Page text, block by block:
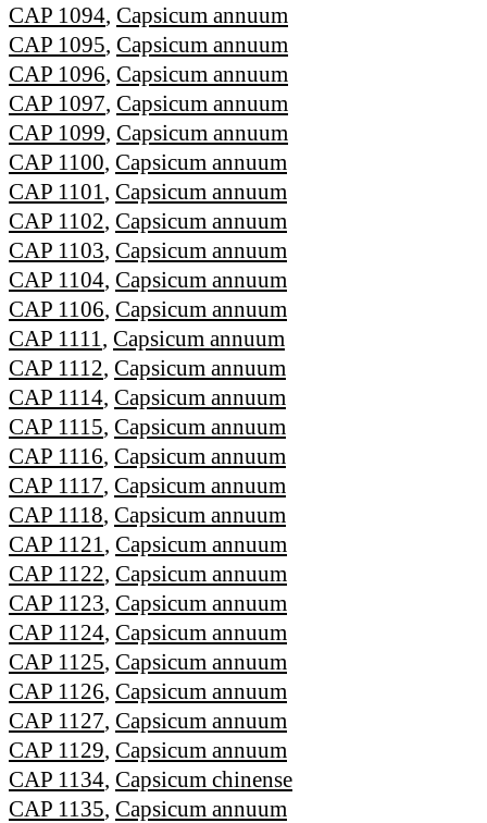
CAP 1094, Capsicum annuum
CAP 1095, Capsicum annuum
CAP 1096, Capsicum annuum
CAP 1097, Capsicum annuum
CAP 1099, Capsicum annuum
CAP 1100, Capsicum annuum
CAP 1101, Capsicum annuum
CAP 1102, Capsicum annuum
CAP 1103, Capsicum annuum
CAP 1104, Capsicum annuum
CAP 1106, Capsicum annuum
CAP 1111, Capsicum annuum
CAP 1112, Capsicum annuum
CAP 1114, Capsicum annuum
CAP 1115, Capsicum annuum
CAP 1116, Capsicum annuum
CAP 1117, Capsicum annuum
CAP 1118, Capsicum annuum
CAP 1121, Capsicum annuum
CAP 1122, Capsicum annuum
CAP 1123, Capsicum annuum
CAP 1124, Capsicum annuum
CAP 1125, Capsicum annuum
CAP 1126, Capsicum annuum
CAP 1127, Capsicum annuum
CAP 1129, Capsicum annuum
CAP 1134, Capsicum chinense
CAP 1135, Capsicum annuum